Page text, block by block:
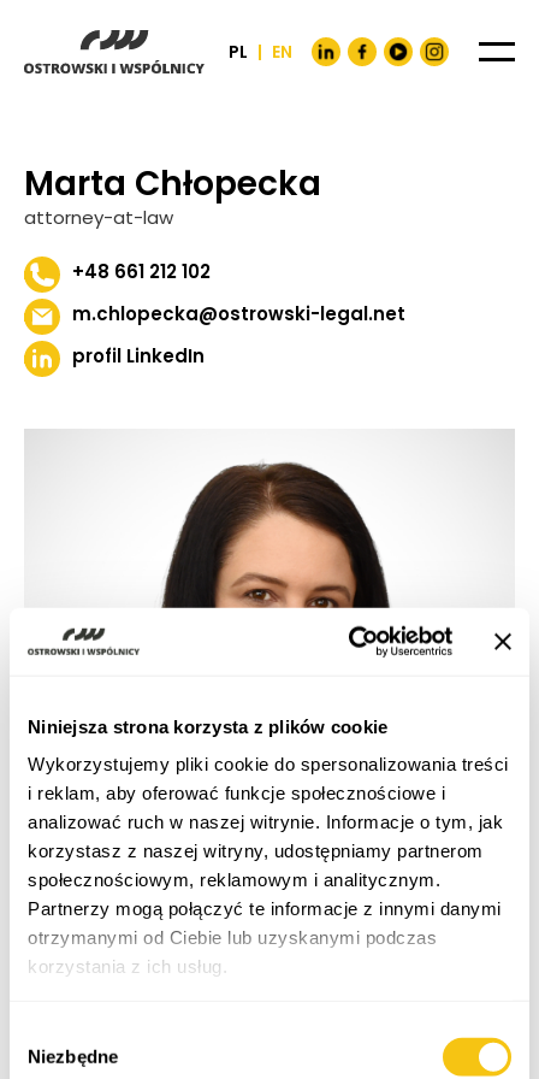
Niniejsza strona korzysta z plików cookie
Wykorzystujemy pliki cookie do spersonalizowania treści
i reklam, aby oferować funkcje społecznościowe i
analizować ruch w naszej witrynie. Informacje o tym, jak
korzystasz z naszej witryny, udostępniamy partnerom
społecznościowym, reklamowym i analitycznym.
Partnerzy mogą połączyć te informacje z innymi danymi
otrzymanymi od Ciebie lub uzyskanymi podczas
korzystania z ich usług.
zgody
Niezbędne
PL | EN
Marta Chłopecka
attorney-at-law
+48 661 212 102
m.chlopecka@ostrowski-legal.net
profil LinkedIn